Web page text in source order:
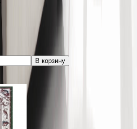
В корзину